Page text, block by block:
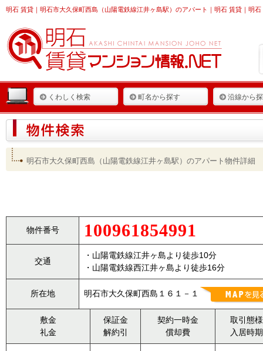
明石 賃貸 ｜明石市大久保町西島（山陽電鉄線江井ヶ島駅）のアパート｜明石 賃貸｜明
くわしく検索 町名から探す 沿線から
明石市大久保町西島（山陽電鉄線江井ヶ島駅）のアパート物件詳細
物件番号 100961854991
交通
・山陽電鉄線江井ヶ島より徒歩10分
・山陽電鉄線西江井ヶ島より徒歩16分
所在地 明石市大久保町西島１６１－１
敷金
礼金
保証金
解約引
契約一時金
償却費
取引態様
入居時期